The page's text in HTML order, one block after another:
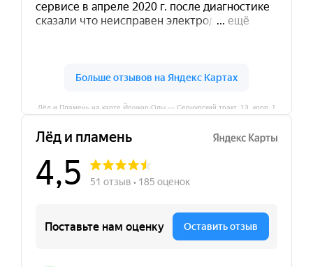
Лёд и Пламень на карте Йошкар‑Олы — Сернурский тракт, 13, корп. 1